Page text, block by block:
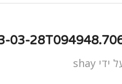
03-
ידי shay